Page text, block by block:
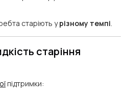
старіють урізному темпі
старіння
підтримки: